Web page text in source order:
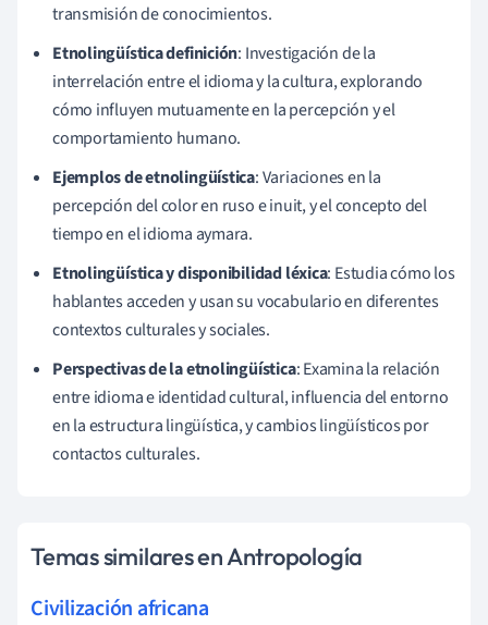
transmisión de conocimientos.
Etnolingüística definición: Investigación de la
interrelación entre el idioma y la cultura, explorando
cómo influyen mutuamente en la percepción y el
comportamiento humano.
Ejemplos de etnolingüística: Variaciones en la
percepción del color en ruso e inuit, y el concepto del
tiempo en el idioma aymara.
Etnolingüística y disponibilidad léxica: Estudia cómo los
hablantes acceden y usan su vocabulario en diferentes
contextos culturales y sociales.
Perspectivas de la etnolingüística: Examina la relación
entre idioma e identidad cultural, influencia del entorno
en la estructura lingüística, y cambios lingüísticos por
contactos culturales.
Temas similares en Antropología
Civilización africana